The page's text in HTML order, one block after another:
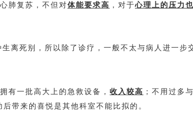
肺复苏，不但对体能要求高 ，对于心理上的压力
离死别，所以除了诊疗，一般不太与病人进一步
拥有一批高大上的急救设备， 收入较高 ；不用过多
带来的喜悦是其他科室不能比拟的。